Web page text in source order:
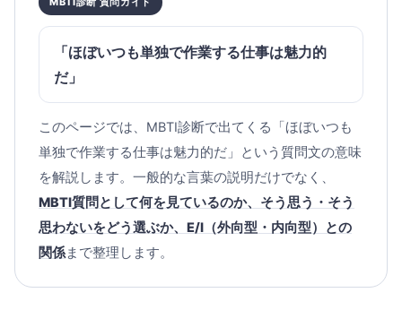
「ほぼいつも単独で作業する仕事は魅力的
だ」
このページでは、MBTI診断で出てくる「ほぼいつも
単独で作業する仕事は魅力的だ」という質問文の意味
を解説します。一般的な言葉の説明だけでなく、
MBTI質問として何を見ているのか、そう思う・そう
思わないをどう選ぶか、E/I（外向型・内向型）との
関係まで整理します。